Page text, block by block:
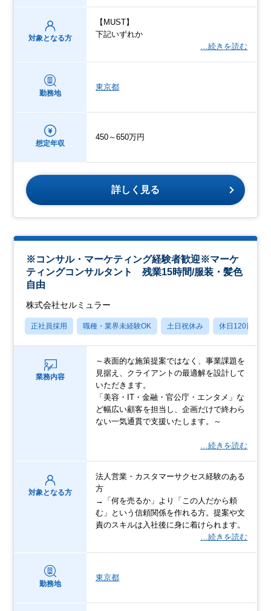
対象となる方
【MUST】
下記いずれか
…続きを読む
勤務地
東京都
想定年収
450～650万円
詳しく見る
※コンサル・マーケティング経験者歓迎※マーケ
ティングコンサルタント 残業15時間/服装・髪色
自由
株式会社セルミュラー
正社員採用 職種・業界未経験OK 土日祝休み 休日120日以上
業務内容
～表面的な施策提案ではなく、事業課題を
見据え、クライアントの最適解を設計して
いただきます。
「美容・IT・金融・官公庁・エンタメ」な
ど幅広い顧客を担当し、企画だけで終わら
ない一気通貫で支援いたします。～
…続きを読む
対象となる方
法人営業・カスタマーサクセス経験のある
方
→「何を売るか」より「この人だから頼
む」という信頼関係を作れる方。提案や文
責のスキルは入社後に身に着けられます。
…続きを読む
勤務地
東京都